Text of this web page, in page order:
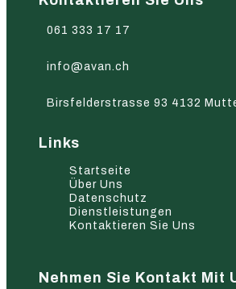
061 333 17 17
info@avan.ch
Birsfelderstrasse 93 4132
Links
Startseite
Über Uns
Datenschutz
Dienstleistungen
Kontaktieren Sie Uns
Nehmen Sie Kontakt Mit